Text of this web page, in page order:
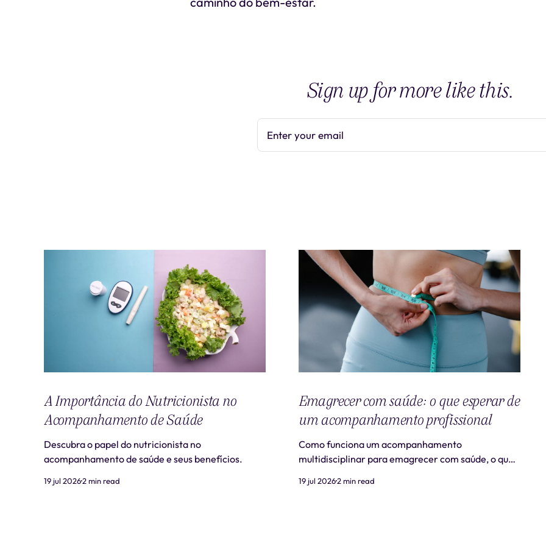
Sign up for more like this.
Enter your email
A Importância do Nutricionista no
Acompanhamento de Saúde
Descubra o papel do nutricionista no
acompanhamento de saúde e seus benefícios.
19 jul 20262 min read
Emagrecer com saúde: o que esperar de
um acompanhamento profissional
Como funciona um acompanhamento
multidisciplinar para emagrecer com saúde, o que
profissional.
19 jul 20262 min read